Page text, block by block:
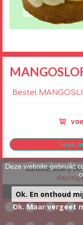
Bestel
Banketbakkerij
© 2026 -
Deze website gebruikt
Ok. En onthoud
Ok. Maar vergeet